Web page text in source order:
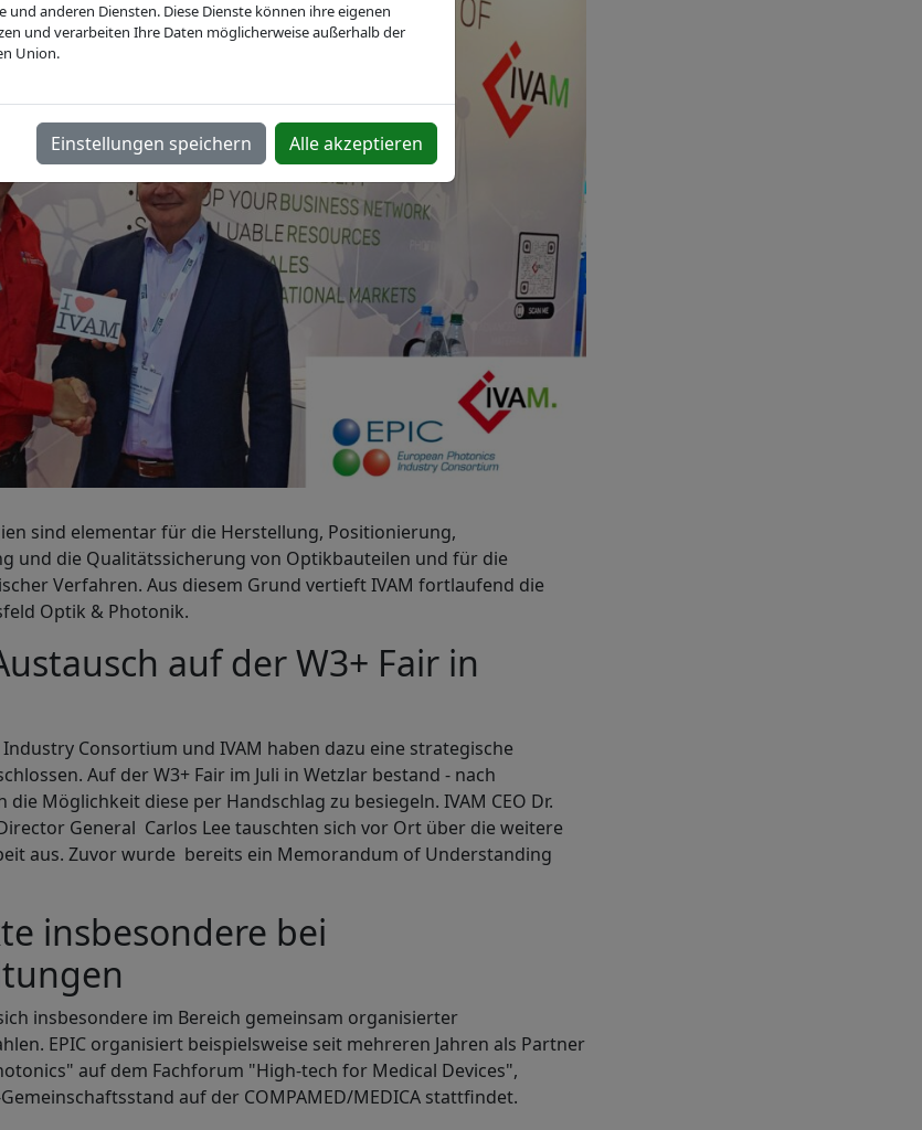
sind elementar für die Herstellung, Positionierung,
und die Qualitätssicherung von Optikbauteilen und für die
Verfahren. Aus diesem Grund vertieft IVAM fortlaufend die
Optik & Photonik.
auf der W3+ Fair in
Industry Consortium und IVAM haben dazu eine strategische
Auf der W3+ Fair im Juli in Wetzlar bestand - nach
Möglichkeit diese per Handschlag zu besiegeln. IVAM CEO Dr.
General Carlos Lee tauschten sich vor Ort über die weitere
aus. Zuvor wurde bereits ein Memorandum of Understanding
insbesondere bei
insbesondere im Bereich gemeinsam organisierter
EPIC organisiert beispielsweise seit mehreren Jahren als Partner
auf dem Fachforum "High-tech for Medical Devices",
auf der COMPAMED/MEDICA stattfindet.
und anderen Diensten. Diese Dienste können ihre eigenen
und verarbeiten Ihre Daten möglicherweise außerhalb der
Union.
Einstellungen speichern Alle akzeptieren